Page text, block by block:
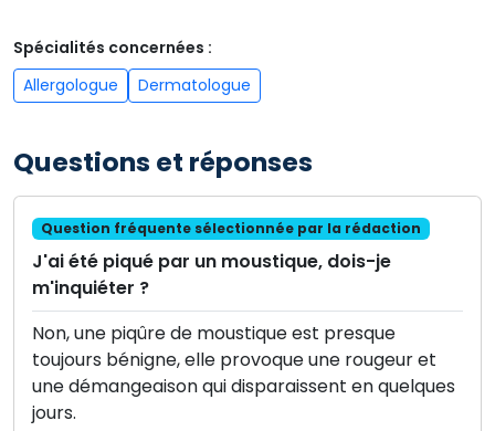
Spécialités concernées :
Allergologue
Dermatologue
Questions et réponses
Question fréquente sélectionnée par la rédaction
J'ai été piqué par un moustique, dois-je
m'inquiéter ?
Non, une piqûre de moustique est presque
toujours bénigne, elle provoque une rougeur et
une démangeaison qui disparaissent en quelques
jours.